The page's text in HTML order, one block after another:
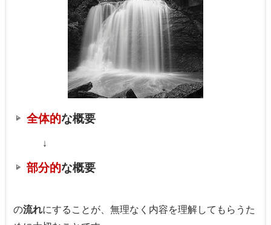
全体的な概要
↓
部分的な概要
の流れにすることが、無理なく内容を理解してもらうた